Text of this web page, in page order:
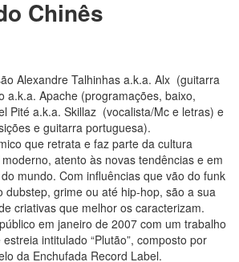
Chinês
Alexandre Talhinhas a.k.a. Alx (guitarra
a.k.a. Apache (programações, baixo,
Pité a.k.a. Skillaz (vocalista/Mc e letras) e
e guitarra portuguesa).
que retrata e faz parte da cultura
atento às novas tendências e em
mundo. Com influências que vão do funk
dubstep, grime ou até hip-hop, são a sua
criativas que melhor os caracterizam.
em janeiro de 2007 com um trabalho
intitulado “Plutão”, composto por
da Enchufada Record Label.